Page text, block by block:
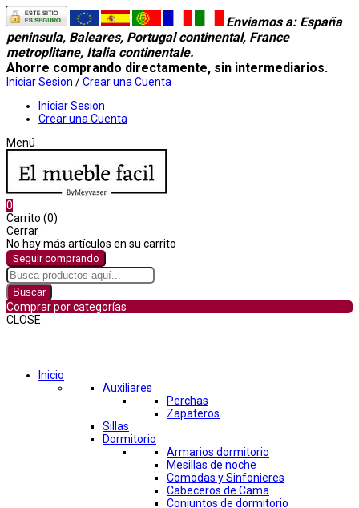
Enviamos a: España
peninsula, Baleares, Portugal continental, France
metroplitane, Italia continentale.
Ahorre comprando directamente, sin intermediarios.
Iniciar Sesion /Crear una Cuenta
Iniciar Sesion
Crear una Cuenta
Menú
0
Carrito (0)
Cerrar
No hay más artículos en su carrito
Seguir comprando
Buscar
Comprar por categorías
CLOSE
Inicio
Auxiliares
Perchas
Zapateros
Sillas
Dormitorio
Armarios dormitorio
Mesillas de noche
Comodas y Sinfonieres
Cabeceros de Cama
Conjuntos de dormitorio